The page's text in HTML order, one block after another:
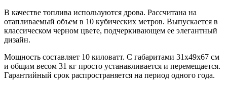
В качестве топлива используются дрова. Рассчитана на
отапливаемый объем в 10 кубических метров. Выпускается в
классическом черном цвете, подчеркивающем ее элегантный
дизайн.
Мощность составляет 10 киловатт. С габаритами 31х49х67 см
и общим весом 31 кг просто устанавливается и перемещается.
Гарантийный срок распространяется на период одного года.